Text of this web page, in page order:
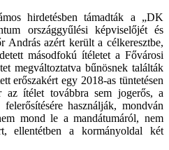
hirdetésben támadták a „DK
országgyűlési képviselőjét és
András azért került a célkeresztbe,
másodfokú ítéletet a Fővárosi
megváltoztatva bűnösnek találták
erőszakért egy 2018-as tüntetésen
az ítélet továbbra sem jogerős, a
használják, mondván
mond le a mandátumáról, nem
ellentétben a kormányoldal két